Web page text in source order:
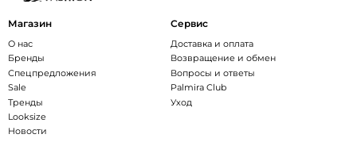
Магазин
О нас
Бренды
Спецпредложения
Sale
Тренды
Looksize
Новости
Сервис
Доставка и оплата
Возвращение и обмен
Вопросы и ответы
Palmira Club
Уход